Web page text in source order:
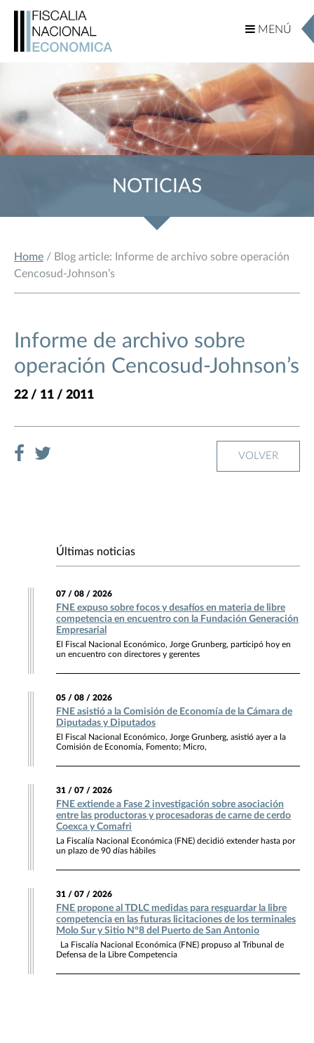
MENÚ
MENÚ
NOTICIAS
Home / Blog article: Informe de archivo sobre operación
Cencosud-Johnson’s
Informe de archivo sobre
operación Cencosud-Johnson’s
22 / 11 / 2011
VOLVER
Últimas noticias
07 / 08 / 2026
FNE expuso sobre focos y desafíos en materia de libre
competencia en encuentro con la Fundación Generación
Empresarial
El Fiscal Nacional Económico, Jorge Grunberg, participó hoy en
un encuentro con directores y gerentes
05 / 08 / 2026
FNE asistió a la Comisión de Economía de la Cámara de
Diputadas y Diputados
El Fiscal Nacional Económico, Jorge Grunberg, asistió ayer a la
Comisión de Economía, Fomento; Micro,
31 / 07 / 2026
FNE extiende a Fase 2 investigación sobre asociación
entre las productoras y procesadoras de carne de cerdo
Coexca y Comafri
La Fiscalía Nacional Económica (FNE) decidió extender hasta por
un plazo de 90 días hábiles
31 / 07 / 2026
FNE propone al TDLC medidas para resguardar la libre
competencia en las futuras licitaciones de los terminales
Molo Sur y Sitio N°8 del Puerto de San Antonio
La Fiscalía Nacional Económica (FNE) propuso al Tribunal de
Defensa de la Libre Competencia